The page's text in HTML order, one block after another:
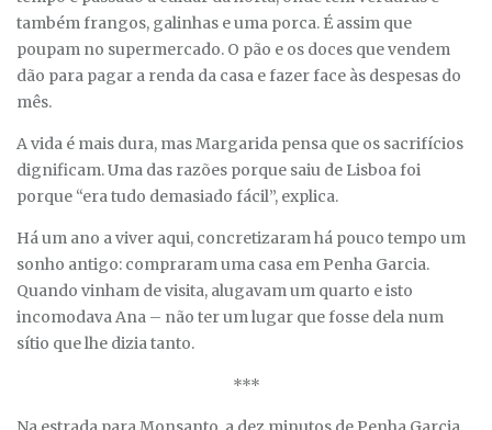
também frangos, galinhas e uma porca. É assim que
poupam no supermercado. O pão e os doces que vendem
dão para pagar a renda da casa e fazer face às despesas do
mês.
A vida é mais dura, mas Margarida pensa que os sacrifícios
dignificam. Uma das razões porque saiu de Lisboa foi
porque “era tudo demasiado fácil”, explica.
Há um ano a viver aqui, concretizaram há pouco tempo um
sonho antigo: compraram uma casa em Penha Garcia.
Quando vinham de visita, alugavam um quarto e isto
incomodava Ana – não ter um lugar que fosse dela num
sítio que lhe dizia tanto.
***